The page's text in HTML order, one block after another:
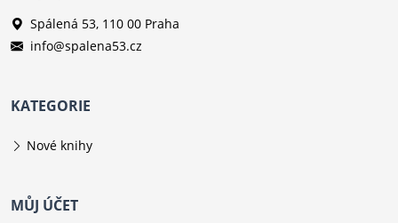
Spálená 53, 110 00 Praha
info@spalena53.cz
KATEGORIE
Nové knihy
MŮJ ÚČET